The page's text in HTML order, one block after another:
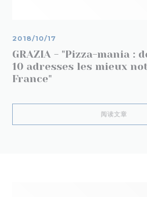
GRAZIA - "Pizza-mania :
10 adresses les mieux
France"
2018/10/17
阅读文章((在新